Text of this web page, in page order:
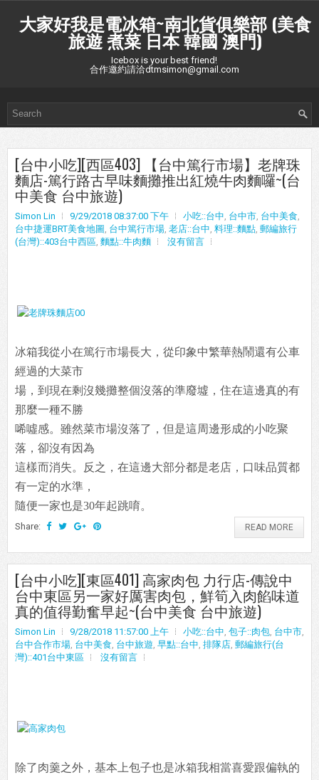
大家好我是電冰箱~南北貨俱樂部 (美食
旅遊 煮菜 日本 韓國 澳門)
Icebox is your best friend!
合作邀約請洽dtmsimon@gmail.com
[台中小吃][西區403] 【台中篤行市場】老牌珠
麵店-篤行路古早味麵攤推出紅燒牛肉麵囉~(台
中美食 台中旅遊)
Simon Lin 9/29/2018 08:37:00 下午 小吃::台中, 台中市, 台中美食,
台中捷運BRT美食地圖 , 台中篤行市場, 老店::台中, 料理::麵點, 郵編旅行
(台灣)::403台中西區, 麵點::牛肉麵 沒有留言
冰箱我從小在篤行市場長大，從印象中繁華熱鬧還有公車
經過的大菜市
場，到現在剩沒幾攤整個沒落的準廢墟，住在這邊真的有
那麼一種不勝
唏噓感。雖然菜市場沒落了，但是這周邊形成的小吃聚
落，卻沒有因為
這樣而消失。反之，在這邊大部分都是老店，口味品質都
有一定的水準，
隨便一家也是30年起跳唷。
Share: READ MORE
[台中小吃][東區401] 高家肉包 力行店-傳說中
台中東區另一家好厲害肉包，鮮筍入肉餡味道
真的值得勤奮早起~(台中美食 台中旅遊)
Simon Lin 9/28/2018 11:57:00 上午 小吃::台中, 包子::肉包, 台中市,
台中合作市場, 台中美食, 台中旅遊, 早點::台中, 排隊店, 郵編旅行(台
灣)::401台中東區
沒有留言
除了肉羹之外，基本上包子也是冰箱我相當喜愛跟偏執的